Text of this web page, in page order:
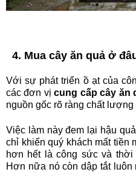
4. Mua cây ăn quả ở
Với sự phát triển ồ ạt của
các đơn vịcung cấp cây ăn
nguồn gốc rõ ràng chất
Việc làm này đem lại hậu
chỉ khiến quý khách mất tiền
hơn hết là công sức và thời
Hơn nữa nó còn dập tắt luôn